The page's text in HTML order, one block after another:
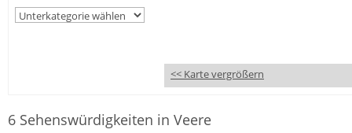
<< Karte vergrößern
6 Sehenswürdigkeiten in Veere